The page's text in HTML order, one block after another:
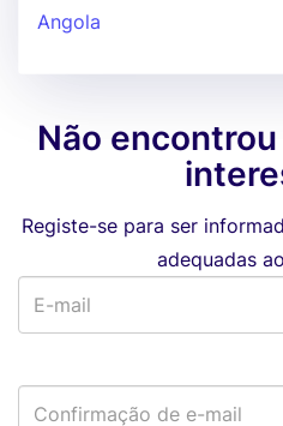
Angola
Não
Registe-se para ser
adequadas